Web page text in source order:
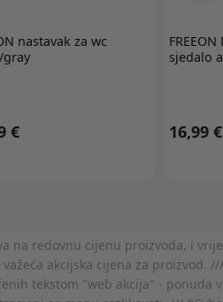
nastavak za wc
€
FREEON
sjedalo
16,99 €
na redovnu cijenu proizvoda, i
akcijska cijena za
tekstom "web akcija" -